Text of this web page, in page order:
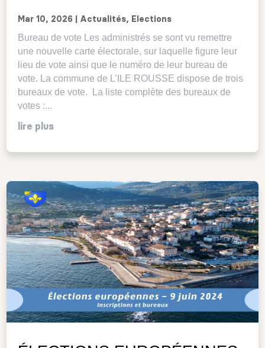
Mar 10, 2026 Actualités, Elections
Bureau de vote Les administrés se sont vu remettre
une nouvelle carte électorale, sur laquelle figure leur
lieu de vote ainsi que le numéro de leur bureau de
vote. La commune de L’ILE ROUSSE dispose de trois
bureaux de vote. La liste complète des bureaux de
votes :...
lire plus